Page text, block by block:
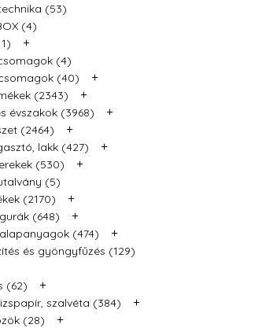
(53)
(4)
+
(4)
(40)
+
(2343) +
évszakok (3968) +
(2464) +
lakk (427) +
(530) +
(5)
(2170)
+
(648) +
(474) +
és gyöngyfűzés (129)
(62) +
szalvéta (384) +
(28) +